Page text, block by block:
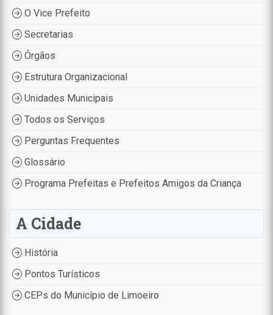
O Vice Prefeito
Secretarias
Órgãos
Estrutura Organizacional
Unidades Municipais
Todos os Serviços
Perguntas Frequentes
Glossário
Programa Prefeitas e Prefeitos Amigos da Criança
A Cidade
História
Pontos Turísticos
CEPs do Município de Limoeiro